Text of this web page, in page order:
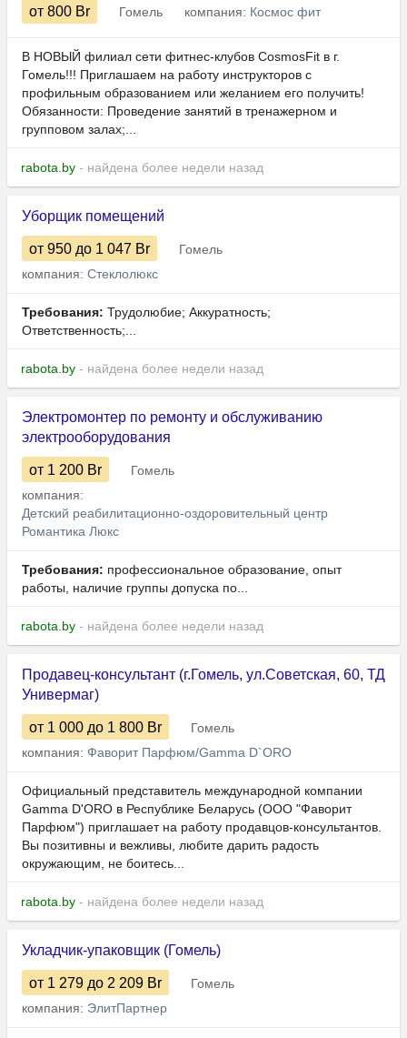
от 800 Br Гомель компания: Космос фит
В НОВЫЙ филиал сети фитнес-клубов CosmosFit в г.
Гомель!!! Приглашаем на работу инструкторов с
профильным образованием или желанием его получить!
Обязанности: Проведение занятий в тренажерном и
групповом залах;...
rabota.by - найдена более недели назад
Уборщик помещений
от 950 до 1 047 Br
Гомель
компания: Стеклолюкс
Требования: Трудолюбие; Аккуратность;
Ответственность;...
rabota.by - найдена более недели назад
Электромонтер по ремонту и обслуживанию
электрооборудования
от 1 200 Br
Гомель
компания:
Детский реабилитационно-оздоровительный центр
Романтика Люкс
Требования: профессиональное образование, опыт
работы, наличие группы допуска по...
rabota.by - найдена более недели назад
Продавец-консультант (г.Гомель, ул.Советская, 60, ТД
Универмаг)
от 1 000 до 1 800 Br
Гомель
компания: Фаворит Парфюм/Gamma D`ORO
Официальный представитель международной компании
Gamma D'ORO в Республике Беларусь (ООО "Фаворит
Парфюм") приглашает на работу продавцов-консультантов.
Вы позитивны и вежливы, любите дарить радость
окружающим, не боитесь...
rabota.by - найдена более недели назад
Укладчик-упаковщик (Гомель)
от 1 279 до 2 209 Br
Гомель
компания: ЭлитПартнер